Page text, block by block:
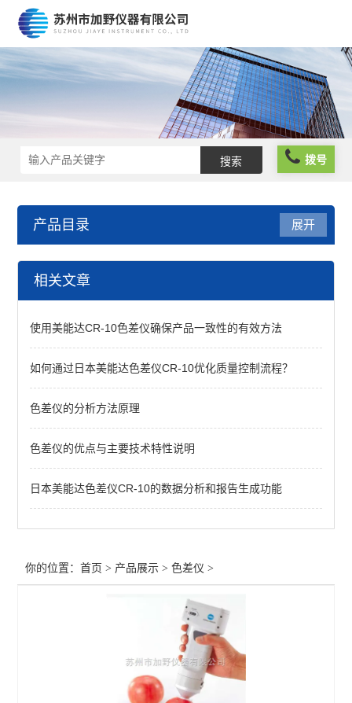
拨号
产品目录
色差仪
查看全部 >>
展开
相关文章
使用美能达CR-10色差仪确保产品一致性的有效方法
如何通过日本美能达色差仪CR-10优化质量控制流程？
色差仪的分析方法原理
色差仪的优点与主要技术特性说明
日本美能达色差仪CR-10的数据分析和报告生成功能
你的位置：首页 > 产品展示 >色差仪 >